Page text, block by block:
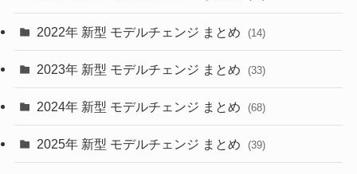
(10)
(9)
(22)
(4)
(9)
2022年 新型 モデルチェンジ まとめ (14)
2023年 新型 モデルチェンジ まとめ (33)
2024年 新型 モデルチェンジ まとめ (68)
2025年 新型 モデルチェンジ まとめ (39)